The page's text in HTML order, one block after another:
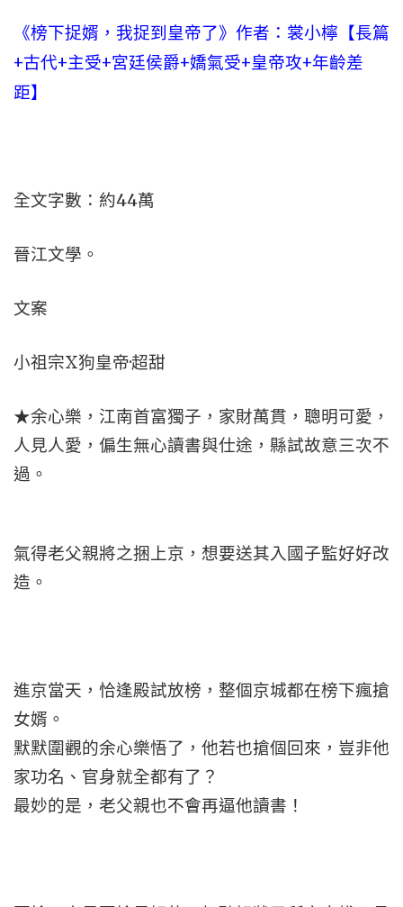
《榜下捉婿，我捉到皇帝了》作者：裳小檸【長篇
+古代+主受+宮廷侯爵+嬌氣受+皇帝攻+年齡差
距】
全文字數：約44萬
晉江文學。
文案
小祖宗X狗皇帝·超甜
★余心樂，江南首富獨子，家財萬貫，聰明可愛，
人見人愛，偏生無心讀書與仕途，縣試故意三次不
過。
氣得老父親將之捆上京，想要送其入國子監好好改
造。
進京當天，恰逢殿試放榜，整個京城都在榜下瘋搶
女婿。
默默圍觀的余心樂悟了，他若也搶個回來，豈非他
家功名、官身就全都有了？
最妙的是，老父親也不會再逼他讀書！